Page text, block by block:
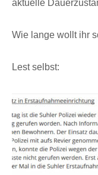
aktuelle
Wie lange wollt ihr
Lest selbst: